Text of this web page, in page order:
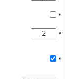
*
*
*